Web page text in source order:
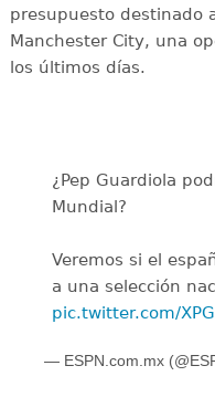
presupuesto destinado
Manchester City, una
los últimos días.
¿Pep Guardiola
Mundial?
Veremos si el
a una selección
pic.twitter.com/
— ESPN.com.mx